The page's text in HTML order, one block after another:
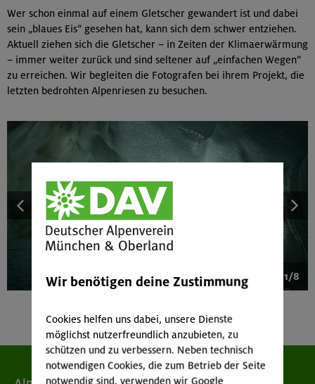
Wer schon einmal auf einem Gletscher gewandert ist und dabei
sein „blaues Eis“ gesehen hat, kann sich dem schwer entziehen.
Aktuell ziehen sich die Gletscher – in Zeiten der Klimaerwärmung
– immer weiter zurück und sind seltener auf „einfachen Wegen“
zu erreichen. Wir begleiten die Fotografen bei ihrem Projekt, die
letzten bedrohten Alpenriesen zu besuchen.
1/8
Wir benötigen deine Zustimmung
Cookies helfen uns dabei, unsere Dienste
möglichst nutzerfreundlich anzubieten, zu
schützen und zu verbessern. Neben technisch
notwendigen Cookies, die zum Betrieb der Seite
notwendig sind, verwenden wir Google